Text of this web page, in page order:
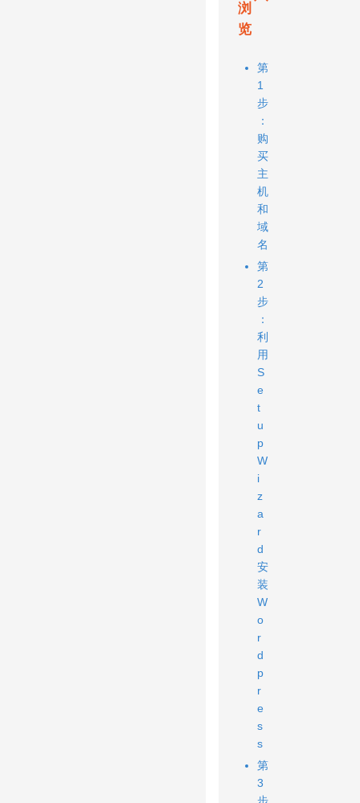
浏
览
第
1
步
：
购
买
主
机
和
域
名
第
2
步
：
利
用
S
e
t
u
p
W
i
z
a
r
d
安
装
W
o
r
d
p
r
e
s
s
第
3